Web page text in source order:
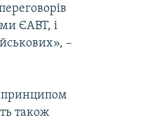
ЄАВТ, і
–
принципом
також